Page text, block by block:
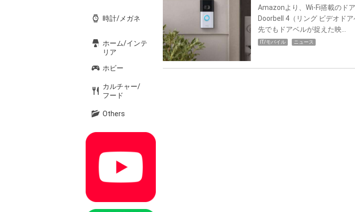
時計/メガネ
ホーム/インテ
リア
ホビー
カルチャー/
フード
Others
Amazonより、Wi-Fi搭載のド
Doorbell 4（リング ビデオド
先でもドアベルが捉えた映…
IT/モバイル ニュース